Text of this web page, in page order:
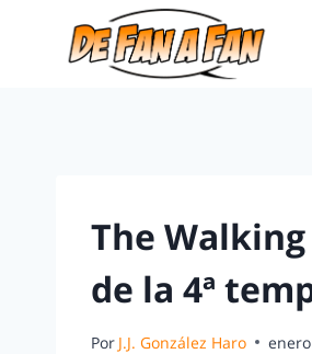
The
de la 4ª
Por J.J. González Haro